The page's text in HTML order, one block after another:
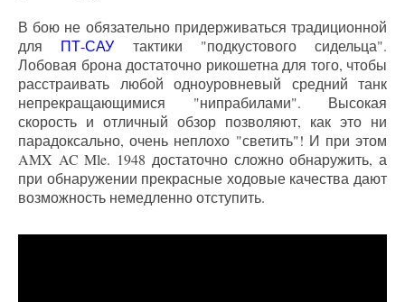
В бою не обязательно придерживаться традиционной
для ПТ-САУ тактики "подкустового сидельца".
Лобовая брона достаточно рикошетна для того, чтобы
расстраивать любой одноуровневый средний танк
непрекращающимися "нипрабилами". Высокая
скорость и отличный обзор позволяют, как это ни
парадоксально, очень неплохо "светить"! И при этом
AMX AC Mle. 1948 достаточно сложно обнаружить, а
при обнаружении прекрасные ходовые качества дают
возможность немедленно отступить.